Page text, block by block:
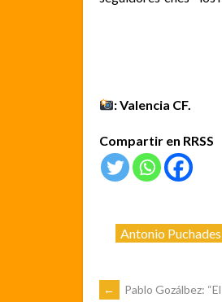
: Valencia CF.
Compartir en RRSS
Antonio Puchades
← Pablo Gozálbez: